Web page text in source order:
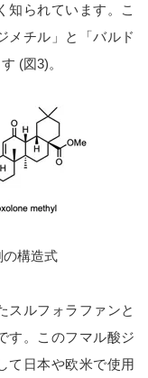
知られています。こ
メチル」と「バルド
(図3)。
構造式
スルフォラファンと
す。このフマル酸ジ
て日本や欧米で使用